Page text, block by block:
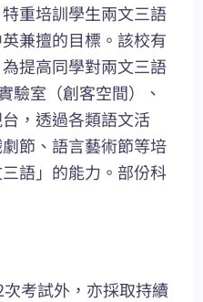
重培訓學生兩文三語
兼擅的目標。該校有
提高同學對兩文三語
驗室（創客空間）、
，透過各類語文活
節、語言藝術節等培
語」的能力。部份科
考試外，亦採取持續